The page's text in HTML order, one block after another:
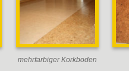
mehrfarbiger Korkboden